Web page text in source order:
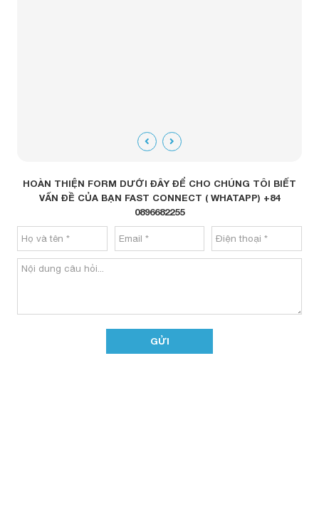
HOÀN THIỆN FORM DƯỚI ĐÂY ĐỂ CHO CHÚNG TÔI BIẾT
VẤN ĐỀ CỦA BẠN FAST CONNECT ( WHATAPP) +84
0896682255